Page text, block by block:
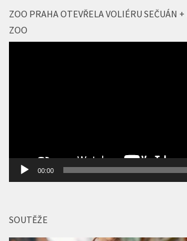
Video
přehrávač
SOUTĚŽE